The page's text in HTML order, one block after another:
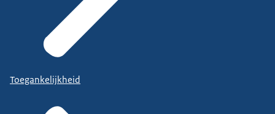
Toegankelijkheid